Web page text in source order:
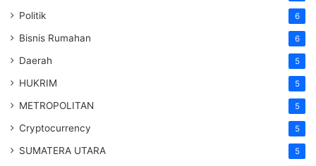
Politik 6
Bisnis Rumahan 6
Daerah 5
HUKRIM 5
METROPOLITAN 5
Cryptocurrency 5
SUMATERA UTARA 5